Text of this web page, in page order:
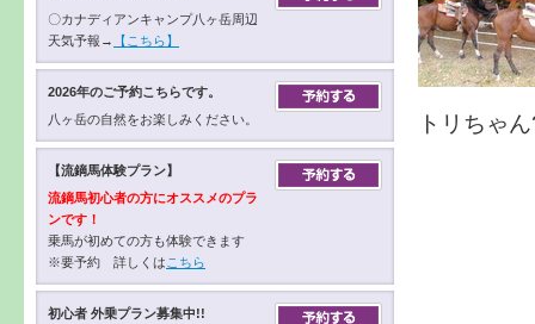
トリちゃ
〇カナディアンキャンプ八ヶ岳周辺
天気予報→
【こちら】
2026年のご予約こちらです。
八ヶ岳の自然をお楽しみください。
【流鏑馬体験プラン】
流鏑馬初心者の方にオススメのプラ
ンです！
乗馬が初めての方も体験できます
※要予約 詳しくは こちら
初心者 外乗プラン募集中!!